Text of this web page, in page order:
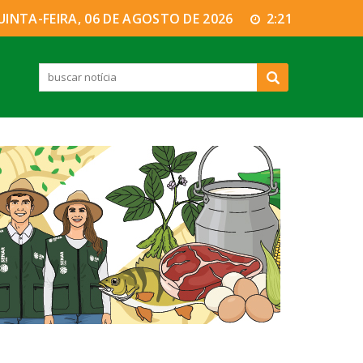
FEIRA, 06 DE AGOSTO DE 2026 2:21